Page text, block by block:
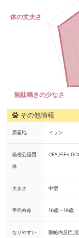
その他情報
原産地 イラン
猫種公認団
体
大きさ 中型
平均寿命 16歳～18歳
なりやすい 眼瞼内反症,